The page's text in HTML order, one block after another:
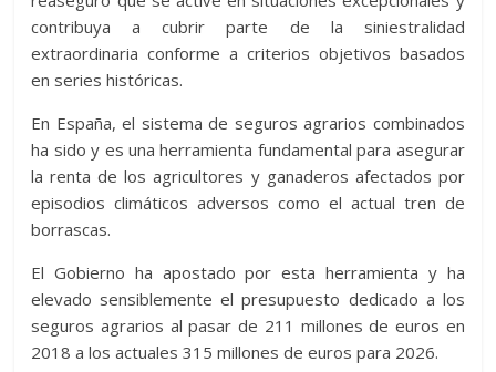
contribuya a cubrir parte de la siniestralidad
extraordinaria conforme a criterios objetivos basados
en series históricas.
En España, el sistema de seguros agrarios combinados
ha sido y es una herramienta fundamental para asegurar
la renta de los agricultores y ganaderos afectados por
episodios climáticos adversos como el actual tren de
borrascas.
El Gobierno ha apostado por esta herramienta y ha
elevado sensiblemente el presupuesto dedicado a los
seguros agrarios al pasar de 211 millones de euros en
2018 a los actuales 315 millones de euros para 2026.